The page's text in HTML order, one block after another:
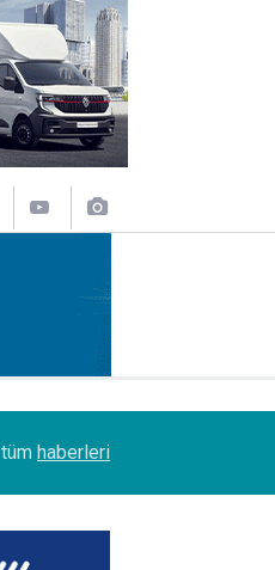
Cargo’nun CCO’su oldu
haberleri